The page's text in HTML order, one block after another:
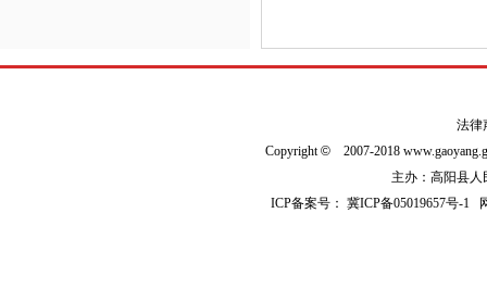
法律
Copyright© 2007-2018
主办：高阳县人
ICP备案号：冀ICP备05019657号-1